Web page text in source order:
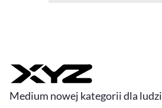
Medium nowej kategorii dla ludzi